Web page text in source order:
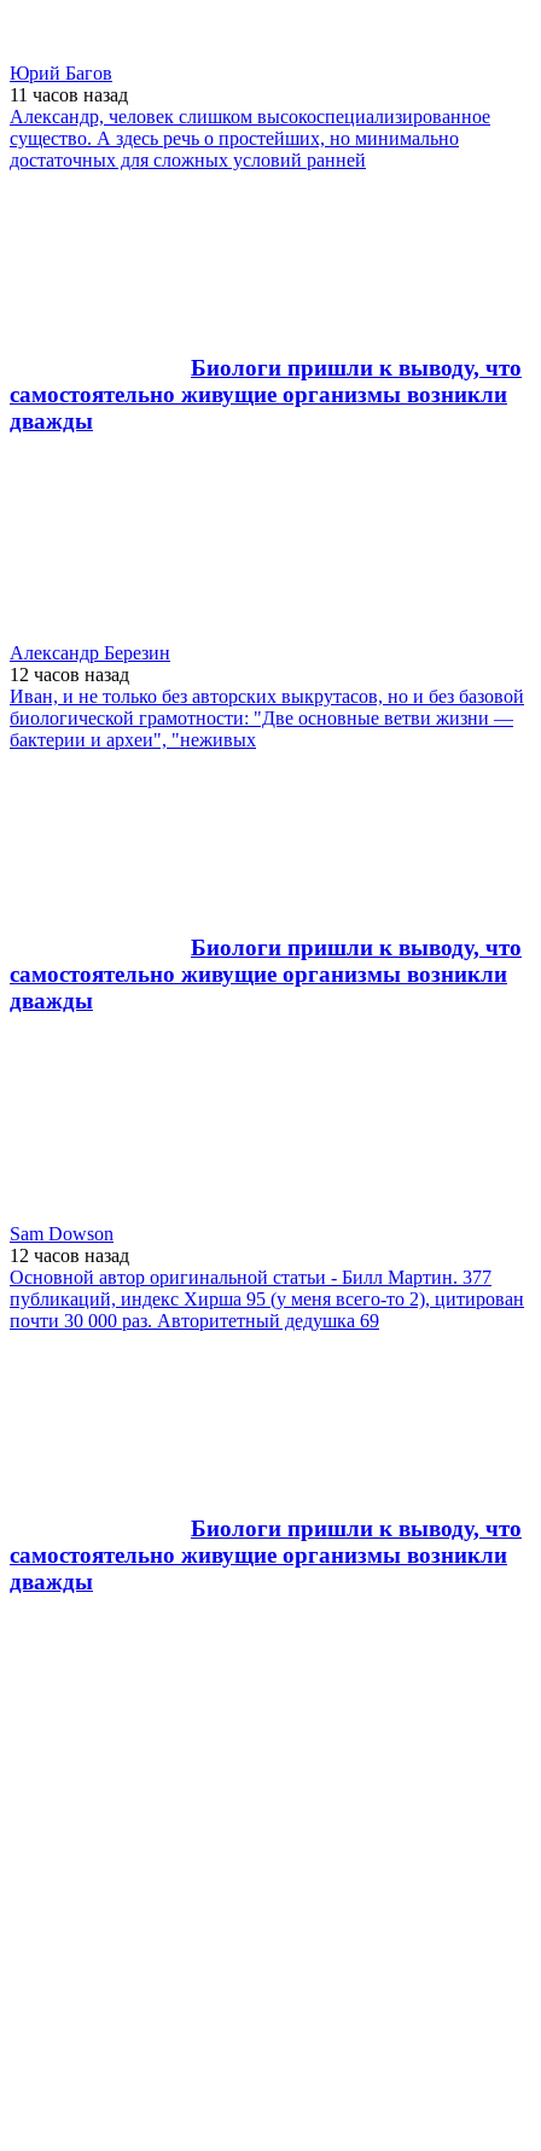
Юрий Багов
11 часов назад
Александр, человек слишком высокоспециализированное
существо. А здесь речь о простейших, но минимально
достаточных для сложных условий ранней
Биологи пришли к выводу, что
самостоятельно живущие организмы возникли
дважды
Александр Березин
12 часов назад
Иван, и не только без авторских выкрутасов, но и без базовой
биологической грамотности: "Две основные ветви жизни —
бактерии и археи", "неживых
Биологи пришли к выводу, что
самостоятельно живущие организмы возникли
дважды
Sam Dowson
12 часов назад
Основной автор оригинальной статьи - Билл Мартин. 377
публикаций, индекс Хирша 95 (у меня всего-то 2), цитирован
почти 30 000 раз. Авторитетный дедушка 69
Биологи пришли к выводу, что
самостоятельно живущие организмы возникли
дважды